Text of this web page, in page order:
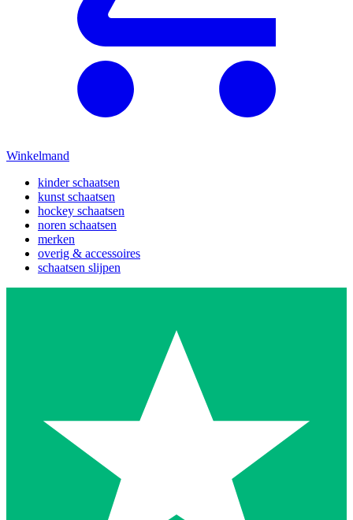
Winkelmand
kinder schaatsen
kunst schaatsen
hockey schaatsen
noren schaatsen
merken
overig & accessoires
schaatsen slijpen